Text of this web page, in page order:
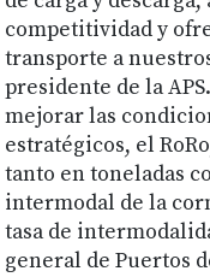
competitividad y
transporte a
presidente de la
mejorar las
estratégicos, el
tanto en toneladas
intermodal de la
tasa de
general de Puertos